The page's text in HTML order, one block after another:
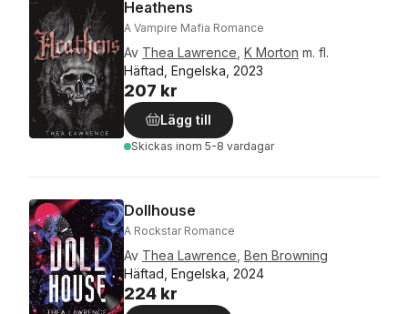
Heathens
A Vampire Mafia Romance
Av Thea Lawrence K Morton m. fl.
Häftad, Engelska, 2023
207 kr
Lägg till
Skickas inom 5-8 vardagar
Dollhouse
A Rockstar Romance
Av Thea Lawrence Ben Browning
Häftad, Engelska, 2024
224 kr